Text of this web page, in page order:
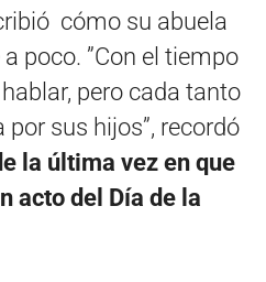
cómo su abuela
poco. ”Con el tiempo
pero cada tanto
sus hijos”, recordó
la última vez en que
acto del Día de la